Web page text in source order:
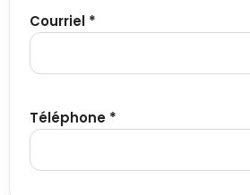
Courriel *
Téléphone *